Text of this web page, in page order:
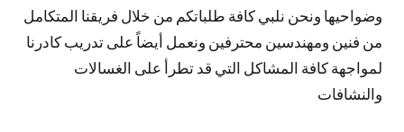
وضواحيها ونحن نلبي كافة طلباتكم من خلال فريقنا المتكامل
من فنين ومهندسين محترفين ونعمل أيضاً على تدريب كادرنا
لمواجهة كافة المشاكل التي قد تطرأ على الغسالات
والنشافات